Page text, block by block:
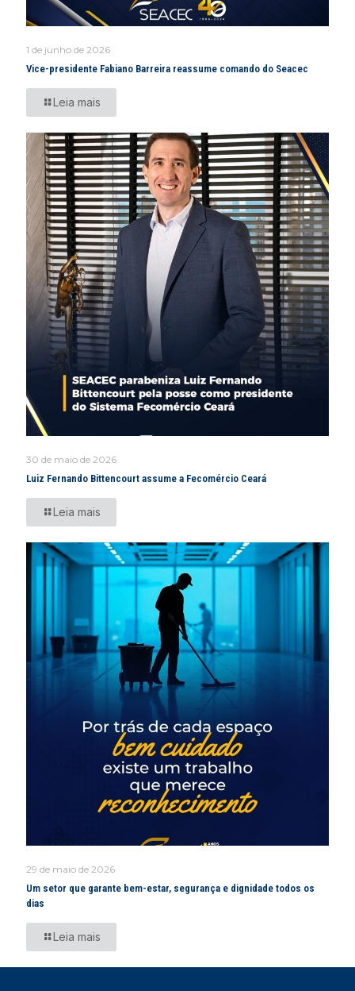
1 de junho de 2026
Vice-presidente Fabiano Barreira reassume comando do Seacec
Leia mais
30 de maio de 2026
Luiz Fernando Bittencourt assume a Fecomércio Ceará
Leia mais
29 de maio de 2026
Um setor que garante bem-estar, segurança e dignidade todos os
dias
Leia mais